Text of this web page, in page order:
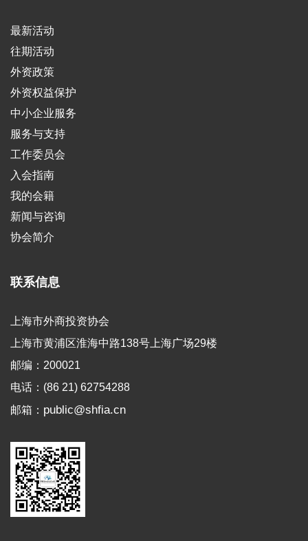
最新活动
往期活动
外资政策
外资权益保护
中小企业服务
服务与支持
工作委员会
入会指南
我的会籍
新闻与咨询
协会简介
联系信息
上海市外商投资协会
上海市黄浦区淮海中路138号上海广场29楼
邮编：200021
电话：(86 21) 62754288
邮箱： public@shfia.cn